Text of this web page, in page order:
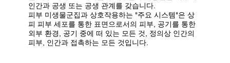
인간과 공생 또는 공생 관계를 갖습니다.
피부 미생물군집과 상호작용하는 "주요 시스템"은 상
피 피부 세포를 통한 표면으로서의 피부, 공기를 통한
외부 환경, 공기 중에 떠 있는 모든 것, 정의상 인간의
피부, 인간과 접촉하는 모든 것입니다.